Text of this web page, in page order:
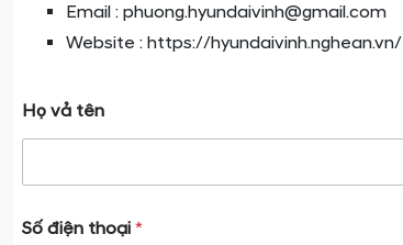
Email : phuong.hyundaivinh@gmail.com
Website : https://hyundaivinh.nghean.vn/
Họ vả tên
Số điện thoại *